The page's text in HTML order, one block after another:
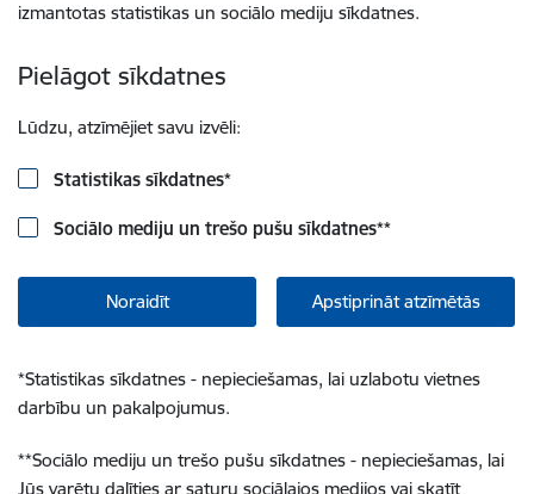
izmantotas statistikas un sociālo mediju sīkdatnes.
Pielāgot sīkdatnes
Lūdzu, atzīmējiet savu izvēli:
Statistikas sīkdatnes*
Sociālo mediju un trešo pušu sīkdatnes**
Noraidīt Apstiprināt atzīmētās
*Statistikas sīkdatnes - nepieciešamas, lai uzlabotu vietnes
darbību un pakalpojumus.
**Sociālo mediju un trešo pušu sīkdatnes - nepieciešamas, lai
Jūs varētu dalīties ar saturu sociālajos medijos vai skatīt